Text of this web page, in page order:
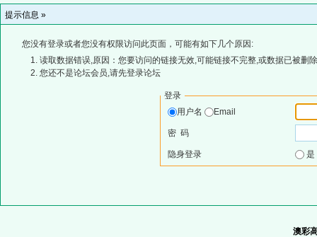
提示信息 »
您没有登录或者您没有权限访问此页面，可能有如下几个原因:
读取数据错误,原因：您要访问的链接无效,可能链接不完整,或数据已被删
您还不是论坛会员,请先登录论坛
登录
用户名
Email
密 码
隐身登录
澳彩